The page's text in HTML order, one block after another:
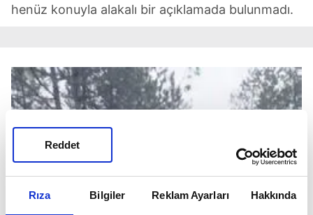
Rıza Bilgiler Reklam Ayarları Hakkında
Reddet
henüz konuyla alakalı bir açıklamada bulunmadı.